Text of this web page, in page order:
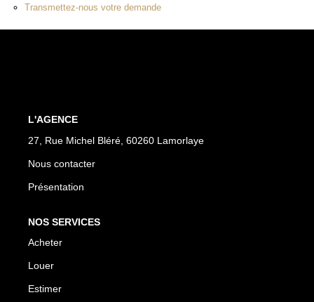
Transmettez-nous votre demande
L'AGENCE
27, Rue Michel Bléré, 60260 Lamorlaye
Nous contacter
Présentation
NOS SERVICES
Acheter
Louer
Estimer